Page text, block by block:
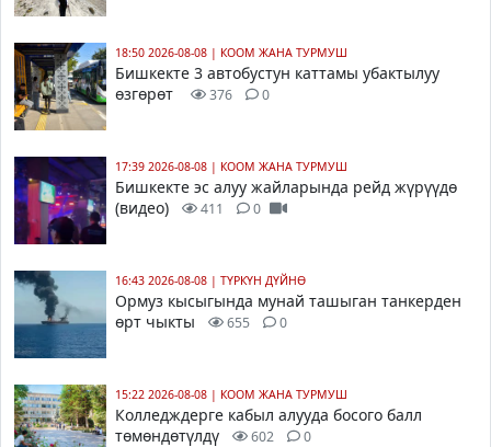
18:50 2026-08-08 | КООМ ЖАНА ТУРМУШ
Бишкекте 3 автобустун каттамы убактылуу
өзгөрөт
376 0
17:39 2026-08-08 | КООМ ЖАНА ТУРМУШ
Бишкекте эс алуу жайларында рейд жүрүүдө
(видео)
411 0
16:43 2026-08-08 | ТҮРКҮН ДҮЙНӨ
Ормуз кысыгында мунай ташыган танкерден
өрт чыкты
655 0
15:22 2026-08-08 | КООМ ЖАНА ТУРМУШ
Колледждерге кабыл алууда босого балл
төмөндөтүлдү
602 0